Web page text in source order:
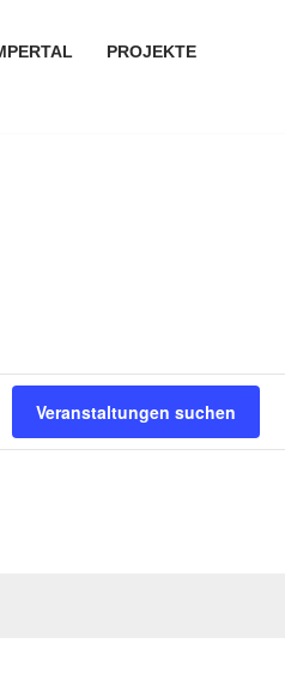
PROJEKTE
Veranstaltungen suchen